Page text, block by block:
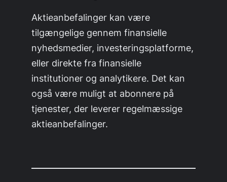
Aktieanbefalinger kan være
tilgængelige gennem finansielle
nyhedsmedier, investeringsplatforme,
eller direkte fra finansielle
institutioner og analytikere. Det kan
også være muligt at abonnere på
tjenester, der leverer regelmæssige
aktieanbefalinger.